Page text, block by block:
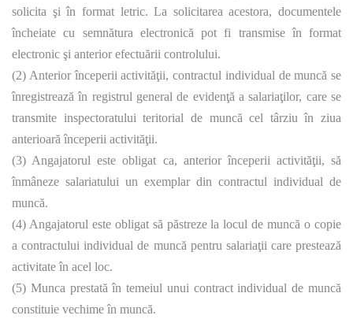
solicita şi în format letric. La solicitarea acestora, documentele
încheiate cu semnătura electronică pot fi transmise în format
electronic şi anterior efectuării controlului.
(2) Anterior începerii activităţii, contractul individual de muncă se
înregistrează în registrul general de evidenţă a salariaţilor, care se
transmite inspectoratului teritorial de muncă cel târziu în ziua
anterioară începerii activităţii.
(3) Angajatorul este obligat ca, anterior începerii activităţii, să
înmâneze salariatului un exemplar din contractul individual de
muncă.
(4) Angajatorul este obligat să păstreze la locul de muncă o copie
a contractului individual de muncă pentru salariaţii care prestează
activitate în acel loc.
(5) Munca prestată în temeiul unui contract individual de muncă
constituie vechime în muncă.